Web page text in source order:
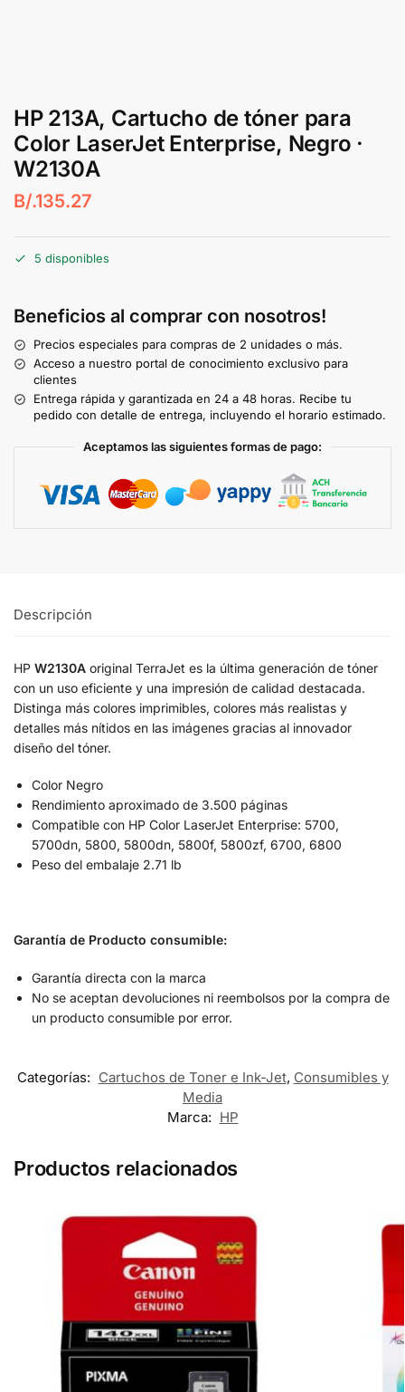
HP 213A, Cartucho de tóner para
Color LaserJet Enterprise, Negro ·
W2130A
B/.135.27
5 disponibles
Beneficios al comprar con nosotros!
Precios especiales para compras de 2 unidades o más.
Acceso a nuestro portal de conocimiento exclusivo para
clientes
Entrega rápida y garantizada en 24 a 48 horas. Recibe tu
pedido con detalle de entrega, incluyendo el horario estimado.
Aceptamos las siguientes formas de pago:
Descripción
HP W2130A original TerraJet es la última generación de tóner
con un uso eficiente y una impresión de calidad destacada.
Distinga más colores imprimibles, colores más realistas y
detalles más nítidos en las imágenes gracias al innovador
diseño del tóner.
Color Negro
Rendimiento aproximado de 3.500 páginas
Compatible con HP Color LaserJet Enterprise: 5700,
5700dn, 5800, 5800dn, 5800f, 5800zf, 6700, 6800
Peso del embalaje 2.71 lb
Garantía de Producto consumible:
Garantía directa con la marca
No se aceptan devoluciones ni reembolsos por la compra de
un producto consumible por error.
Categorías: Cartuchos de Toner e Ink-Jet, Consumibles y
Media
Marca: HP
Productos relacionados